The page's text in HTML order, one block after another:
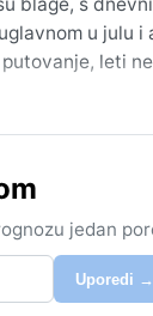
u julu
leti
prijatno
retko stigne
i veličanstven
jedan
Uporedi →